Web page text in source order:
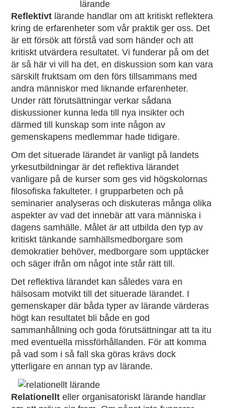
Reflektivt lärande handlar om att kritiskt reflektera
kring de erfarenheter som vår praktik ger oss. Det
är ett försök att förstå vad som händer och att
kritiskt utvärdera resultatet. Vi funderar på om det
är så här vi vill ha det, en diskussion som kan vara
särskilt fruktsam om den förs tillsammans med
andra människor med liknande erfarenheter.
Under rätt förutsättningar verkar sådana
diskussioner kunna leda till nya insikter och
därmed till kunskap som inte någon av
gemenskapens medlemmar hade tidigare.
Om det situerade lärandet är vanligt på landets
yrkesutbildningar är det reflektiva lärandet
vanligare på de kurser som ges vid högskolornas
filosofiska fakulteter. I grupparbeten och på
seminarier analyseras och diskuteras många olika
aspekter av vad det innebär att vara människa i
dagens samhälle. Målet är att utbilda den typ av
kritiskt tänkande samhällsmedborgare som
demokratier behöver, medborgare som upptäcker
och säger ifrån om något inte står rätt till.
Det reflektiva lärandet kan således vara en
hälsosam motvikt till det situerade lärandet. I
gemenskaper där båda typer av lärande värderas
högt kan resultatet bli både en god
sammanhållning och goda förutsättningar att ta itu
med eventuella missförhållanden. För att komma
på vad som i så fall ska göras krävs dock
ytterligare en annan typ av lärande.
Relationellt eller organisatoriskt lärande handlar